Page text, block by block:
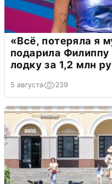
«Всё, потеряла я
подарила
лодку за 1,2 млн
5 августа 239